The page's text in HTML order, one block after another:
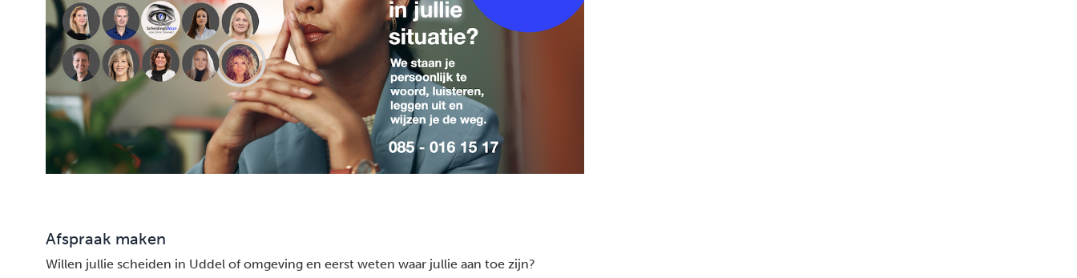
Afspraak maken
Willen jullie scheiden in Uddel of omgeving en eerst weten waar jullie aan toe zijn?